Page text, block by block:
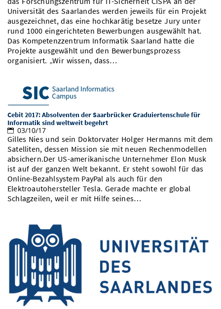
Vom Studium in den Beruf
Study Scheduler
Bibliothek
Open Science/Open Access
Start-ups
IT-Themenabend
Ranking
Zahlen & Fakten
Preise, Auszeichnungen und Förderungen
Kontakt
SIC Merchandise
Anfahrt
AnsprechpartnerInnen, Personen, Forschungsgruppen
Termine, Vorträge und Veranstaltungen
Universität des Saarlandes werden jeweils für ein Projekt
ausgezeichnet, das eine hochkarätig besetze Jury unter
rund 1000 eingerichteten Bewerbungen ausgewählt hat.
Das Kompetenzzentrum Informatik Saarland hatte die
Projekte ausgewählt und den Bewerbungsprozess
organisiert. „Wir wissen, dass…
Cebit 2017: Absolventen der Saarbrücker Graduiertenschule für
Informatik sind weltweit begehrt
03/10/17
Gilles Nies und sein Doktorvater Holger Hermanns mit dem
Satelliten, dessen Mission sie mit neuen Rechenmodellen
absichern.Der US-amerikanische Unternehmer Elon Musk
ist auf der ganzen Welt bekannt. Er steht sowohl für das
Online-Bezahlsystem PayPal als auch für den
Elektroautohersteller Tesla. Gerade machte er global
Schlagzeilen, weil er mit Hilfe seines…